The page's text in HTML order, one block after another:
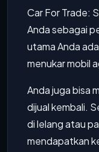
Car For Trade:
Anda sebagai
utama Anda
menukar mobil
Anda juga bisa
dijual kembali.
di lelang atau
mendapatkan